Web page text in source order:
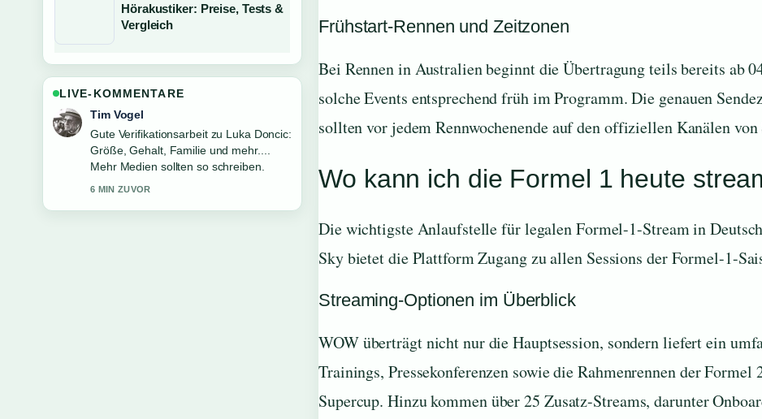
Frühstart-Rennen und Zeitzonen
Bei Rennen in Australien beginnt die Übertragung teils bereits ab
solche Events entsprechend früh im Programm. Die genauen
sollten vor jedem Rennwochenende auf den offiziellen Kanälen
Wo kann ich die Formel 1 heute
Die wichtigste Anlaufstelle für legalen Formel-1-Stream in
Sky bietet die Plattform Zugang zu allen Sessions der Formel-1-
Streaming-Optionen im Überblick
WOW überträgt nicht nur die Hauptsession, sondern liefert ein
Trainings, Pressekonferenzen sowie die Rahmenrennen der
Supercup. Hinzu kommen über 25 Zusatz-Streams, darunter
Hörakustiker: Preise, Tests &
Vergleich
LIVE-KOMMENTARE
Mila Kruger
Starke Einordnung zu Walter Lehnertz:
Tot oder lebendig? Aktuelles zu.... Das
ist die klarste Zusammenfassung, die